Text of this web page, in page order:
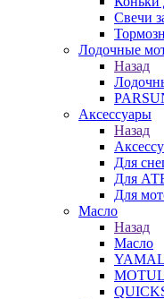
Свечи
Лодочные
Назад
Аксессуары
Назад
Для
Для
Для
Масло
Назад
Масло
MOTUL